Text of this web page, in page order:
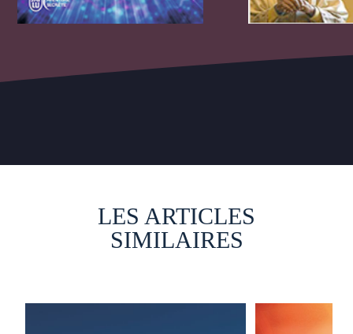
LES ARTICLES
SIMILAIRES